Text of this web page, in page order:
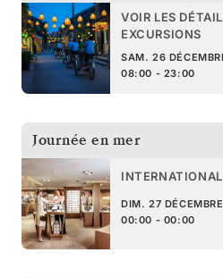
VOIR LES
EXCURSIONS
SAM. 26
08:00 - 23:00
Journée en mer
DIM. 27 DÉCEMBRE
00:00 - 00:00